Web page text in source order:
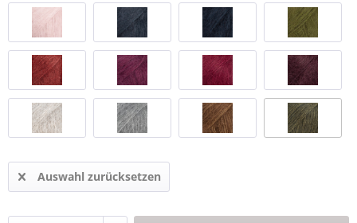
Auswahl zurücksetzen